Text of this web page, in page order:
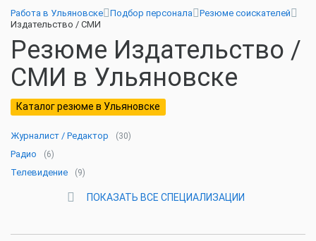
Работа в Ульяновске Подбор персонала
Резюме соискателей
Издательство / СМИ
Резюме Издательство /
СМИ в Ульяновске
Каталог резюме в Ульяновске
Журналист / Редактор (30)
Радио (6)
Телевидение (9)
ПОКАЗАТЬ ВСЕ СПЕЦИАЛИЗАЦИИ